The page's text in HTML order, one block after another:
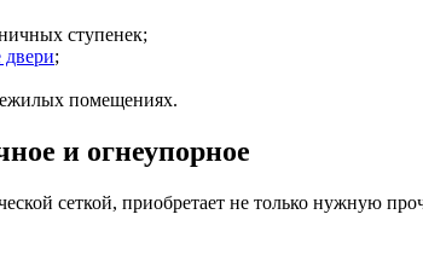
ступенек;
;
помещениях.
и огнеупорное
сеткой, приобретает не только нужную